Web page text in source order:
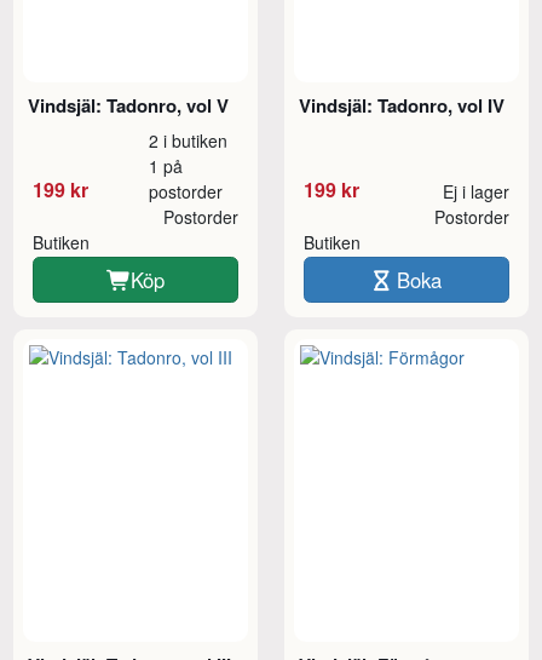
Vindsjäl: Tadonro, vol V
199 kr
2 i butiken
1 på
postorder
Butiken
Postorder
Köp
Vindsjäl: Tadonro, vol IV
199 kr Ej i lager
Butiken
Postorder
Boka